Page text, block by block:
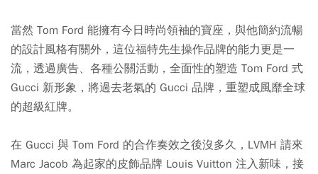
當然 Tom Ford 能擁有今日時尚領袖的寶座，與他簡約流暢
的設計風格有關外，這位福特先生操作品牌的能力更是一
流，透過廣告、各種公關活動，全面性的塑造 Tom Ford 式
Gucci 新形象，將過去老氣的 Gucci 品牌，重塑成風靡全球
的超級紅牌。
在 Gucci 與 Tom Ford 的合作奏效之後沒多久，LVMH 請來
Marc Jacob 為起家的皮飾品牌 Louis Vuitton 注入新味，接